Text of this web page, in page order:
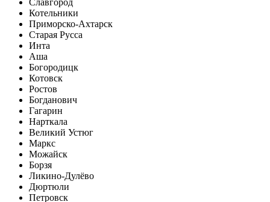
Славгород
Котельники
Приморско-Ахтарск
Старая Русса
Инта
Аша
Богородицк
Котовск
Ростов
Богданович
Гагарин
Нарткала
Великий Устюг
Маркс
Можайск
Борзя
Ликино-Дулёво
Дюртюли
Петровск